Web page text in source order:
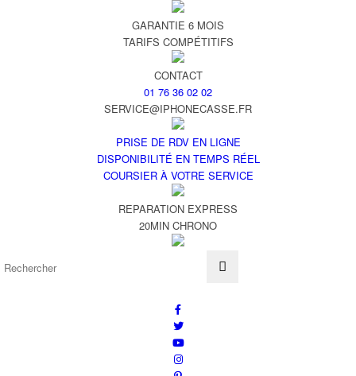
GARANTIE 6 MOIS
TARIFS COMPÉTITIFS
CONTACT
01 76 36 02 02
SERVICE@IPHONECASSE.FR
PRISE DE RDV EN LIGNE
DISPONIBILITÉ EN TEMPS RÉEL
COURSIER À VOTRE SERVICE
REPARATION EXPRESS
20MIN CHRONO